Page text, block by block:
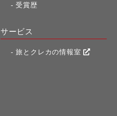
受賞歴
サービス
旅とクレカの情報室